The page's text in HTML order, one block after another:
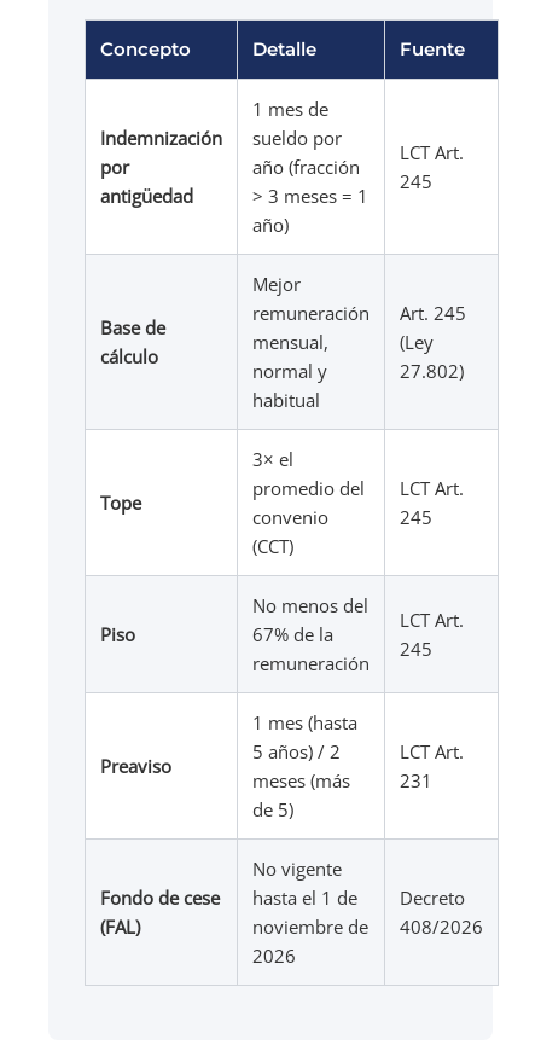
Concepto Detalle Fuente
Indemnización
por
antigüedad
1 mes de
sueldo por
año (fracción
> 3 meses = 1
año)
LCT Art.
245
Base de
cálculo
Mejor
remuneración
mensual,
normal y
habitual
Art. 245
(Ley
27.802)
Tope
3× el
promedio del
convenio
(CCT)
LCT Art.
245
Piso
No menos del
67% de la
remuneración
LCT Art.
245
Preaviso
1 mes (hasta
5 años) / 2
meses (más
de 5)
LCT Art.
231
Fondo de cese
(FAL)
No vigente
hasta el 1 de
noviembre de
2026
Decreto
408/2026